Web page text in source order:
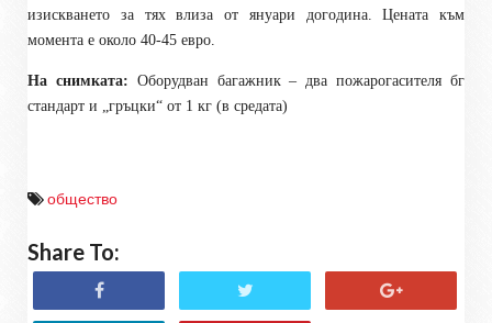
изискването за тях влиза от януари догодина. Цената към
момента е около 40-45 евро.
На снимката: Оборудван багажник – два пожарогасителя бг
стандарт и „гръцки“ от 1 кг (в средата)
общество
Share To: